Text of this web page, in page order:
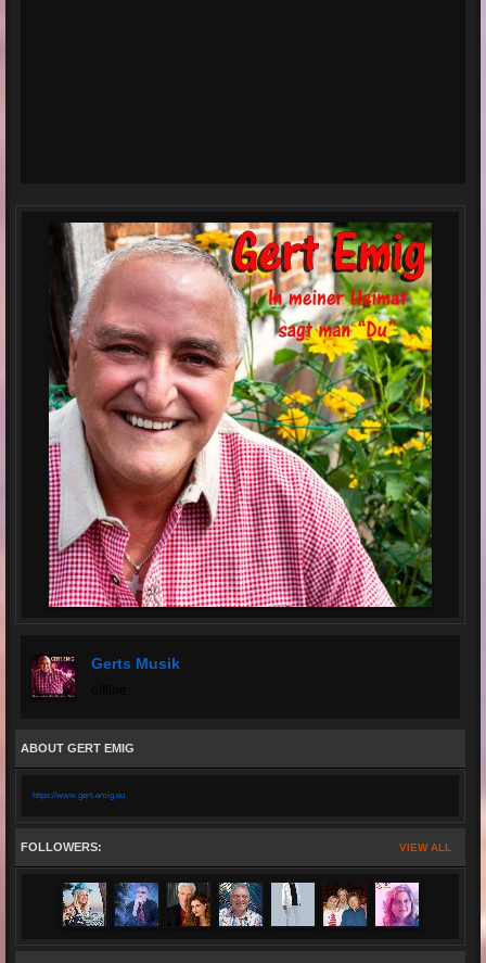
Gerts Musik
ABOUT GERT EMIG
https://www.gert-emig.eu
VIEW ALL
FOLLOWERS: